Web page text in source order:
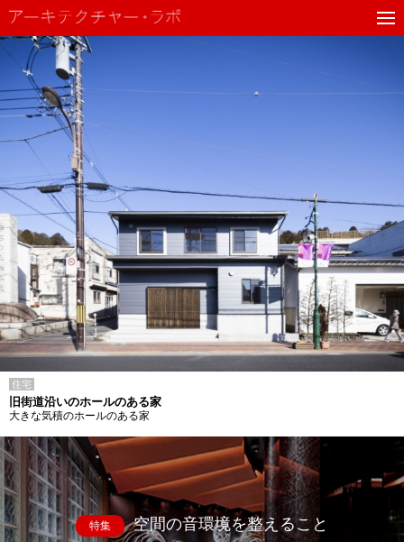
住宅
旧街道沿いのホールのある家
大きな気積のホールのある家
特集 空間の音環境を整えること